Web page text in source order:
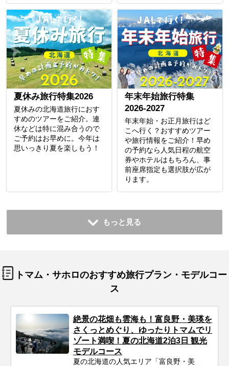
夏休み旅行特集2026
夏休みの北海道旅行におす
すめのツアーをご紹介。連
休などは特に混み合うので
ご予約はお早めに。今年は
思いっきり夏を楽しもう！
年末年始旅行特集
2026-2027
年末年始・お正月旅行はど
こへ行く？おすすめツアー
や旅行情報をご紹介！早め
の予約なら人気日程の航空
券やホテルはもちろん、事
前座席指定も選択肢が広が
ります。
もっと見る
トマム・サホロのおすすめ旅行プラン・モデルコー
ス
絶景の花畑も雲海も！富良野・美瑛を
さくっとめぐり、ゆったりトマムでリ
ゾート満喫！夏の北海道2泊3日 観光
モデルコース
夏の北海道の人気エリア「富良野・美